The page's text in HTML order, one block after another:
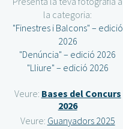
la categoria:
"Finestres i Balcons" – edició
2026
"Denúncia" – edició 2026
"Lliure" – edició 2026
Veure: Bases del Concurs
2026
Veure: Guanyadors 2025